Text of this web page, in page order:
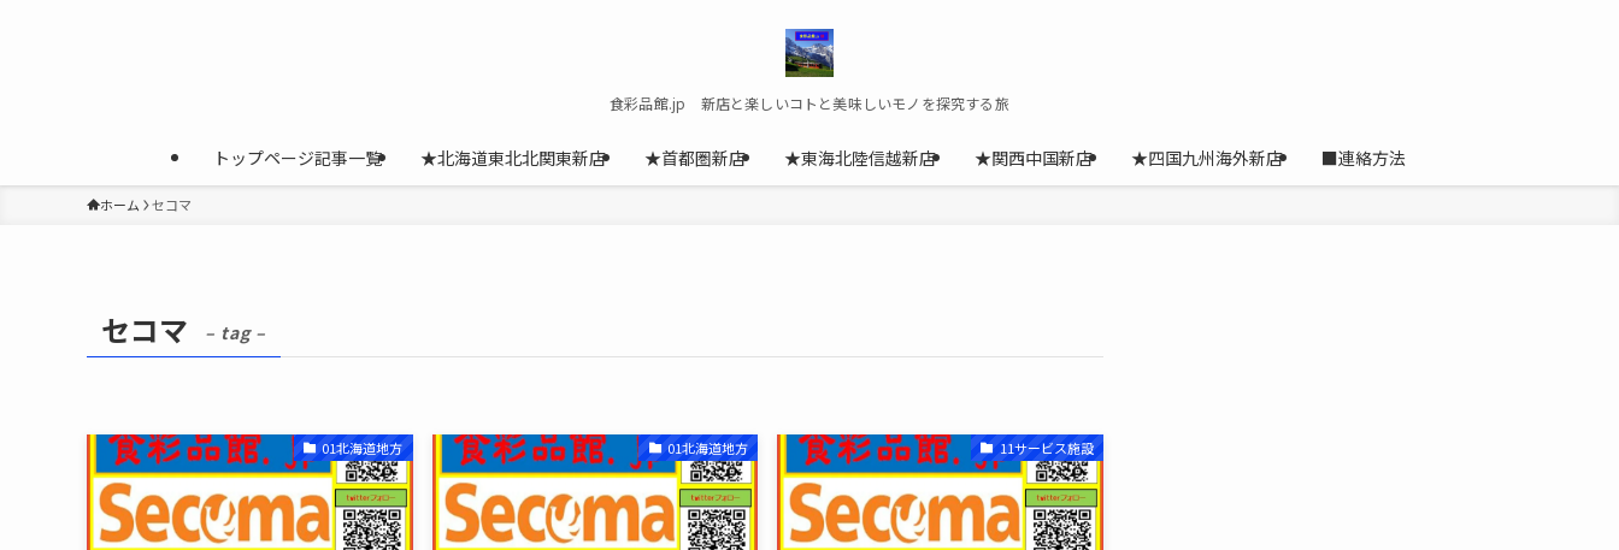
食彩品館.jp 新店と楽しいコトと美味しいモノを探究する旅
トップページ記事一覧 ★北海道東北北関東新店 ★首都圏新店 ★東海北陸信越新店 ★関西中国新店 ★四国九州海外新店 ■連絡方法
ホーム セコマ
セコマ – tag –
01北海道地方 01北海道地方 11サービス施設